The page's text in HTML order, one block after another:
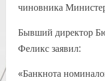
чиновника
Бывший директор
Феликс заявил:
«Банкнота